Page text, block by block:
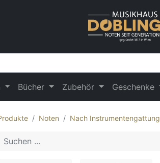
Bücher Zubehör Geschenke
Noten Nach Instrumentengattung